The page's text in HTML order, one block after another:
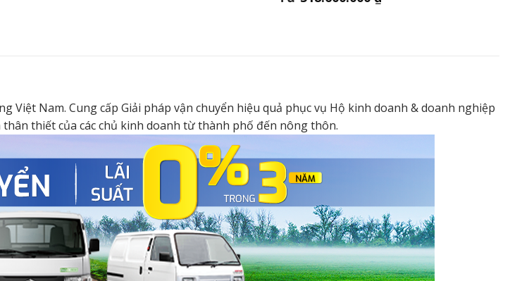
Nam. Cung cấp Giải pháp vận chuyển hiệu quả phục vụ Hộ kinh doanh & doanh nghiệp
thiết của các chủ kinh doanh từ thành phố đến nông thôn.